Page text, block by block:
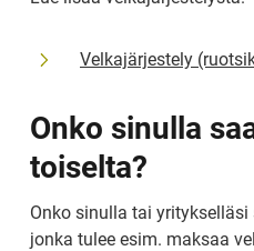
Velkajärjestely
Onko sinulla
toiselta?
Onko sinulla tai
jonka tulee esim. maksaa